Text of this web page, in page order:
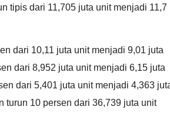
tipis dari 11,705 juta unit menjadi 11,7
dari 10,11 juta unit menjadi 9,01 juta
dari 8,952 juta unit menjadi 6,15 juta
dari 5,401 juta unit menjadi 4,363
turun 10 persen dari 36,739 juta unit